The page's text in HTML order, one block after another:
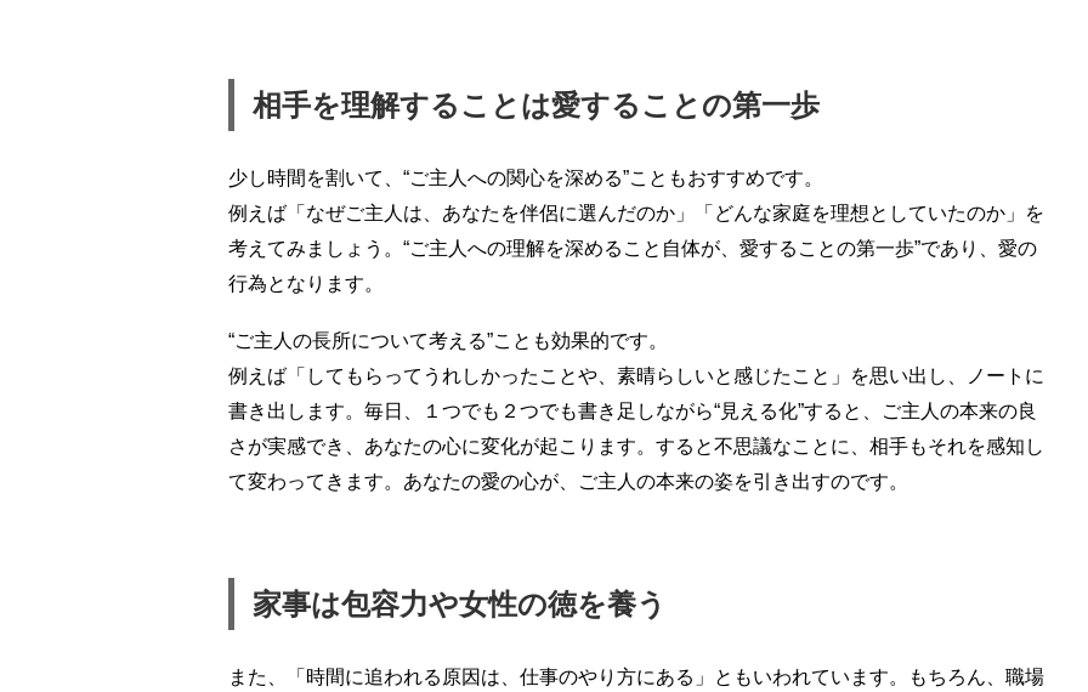
相手を理解することは愛することの第一歩
少し時間を割いて、“ご主人への関心を深める”こともおすすめです。
例えば「なぜご主人は、あなたを伴侶に選んだのか」「どんな家庭を理想としていたのか」を
考えてみましょう。“ご主人への理解を深めること自体が、愛することの第一歩”であり、愛の
行為となります。
“ご主人の長所について考える”ことも効果的です。
例えば「してもらってうれしかったことや、素晴らしいと感じたこと」を思い出し、ノートに
書き出します。毎日、１つでも２つでも書き足しながら“見える化”すると、ご主人の本来の良
さが実感でき、あなたの心に変化が起こります。すると不思議なことに、相手もそれを感知し
て変わってきます。あなたの愛の心が、ご主人の本来の姿を引き出すのです。
家事は包容力や女性の徳を養う
また、「時間に追われる原因は、仕事のやり方にある」ともいわれています。もちろん、職場